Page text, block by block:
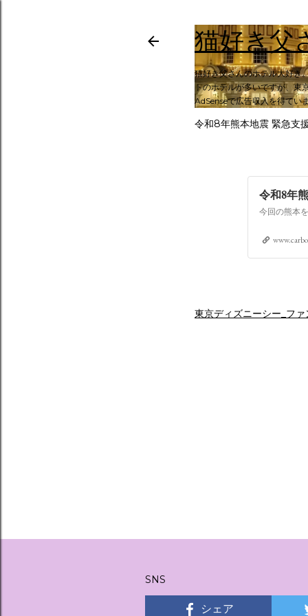
猫好き父
猫好き父さんのホテル大好き
トのホテルが多いですが、東
AdSenseで広告収入を得てい
令和8年熊本地震 緊急支
令和8年
東京ディズニーシー_フ
SNS
シェア